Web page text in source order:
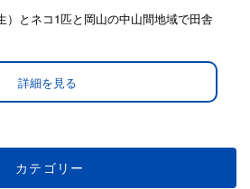
）とネコ1匹と岡山の中山間地域で田舎
詳細を見る
カテゴリー